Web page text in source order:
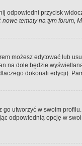
odpowiedni przycisk
nowe tematy na tym forum,
możesz edytować lub
na dole będzie
dokonali edycji).
utworzyć w swoim
odpowiednią opcję w